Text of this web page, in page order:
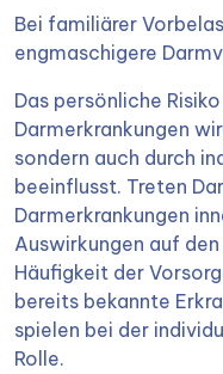
Bei familiärer
engmaschigere
Das persönliche
Darmerkrankungen
sondern auch durch
beeinflusst. Treten
Darmerkrankungen
Auswirkungen auf
Häufigkeit der
bereits bekannte
spielen bei der
Rolle.